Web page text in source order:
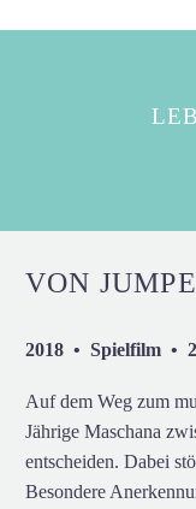
VON
2018 • Spielfilm •
Auf dem Weg zum
Jährige Maschana
entscheiden. Dabei
Besondere